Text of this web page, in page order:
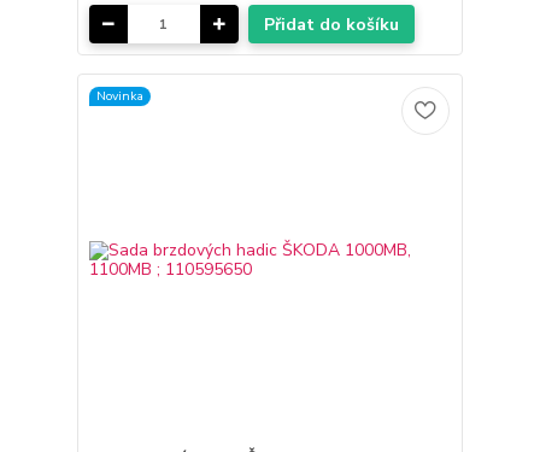
Přidat do košíku
Novinka